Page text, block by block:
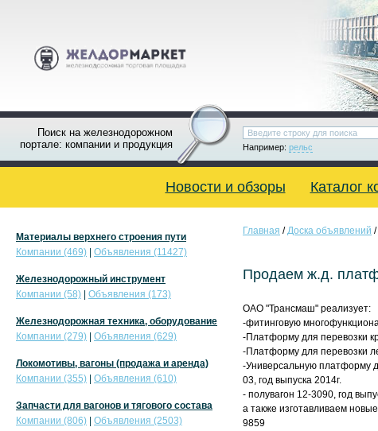
Поиск на железнодорожном
портале: компании и продукция
Например: рельс
Новости и обзоры Каталог
Главная /Доска объявлений /
Продаем ж.д.
ОАО "Трансмаш" реализует:
-фитинговую
-Платформу для перевозки
-Платформу для перевозки
-Универсальную платформу
03, год выпуска 2014г.
- полувагон 12-3090, год
а также изготавливаем
9859
Материалы верхнего строения пути
Компании (469)
Объявления (11427)
Железнодорожный инструмент
Компании (58)
Объявления (173)
Железнодорожная техника, оборудование
Компании (279)
Объявления (629)
Локомотивы, вагоны (продажа и аренда)
Компании (355)
Объявления (610)
Запчасти для вагонов и тягового состава
Компании (806)
Объявления (2503)